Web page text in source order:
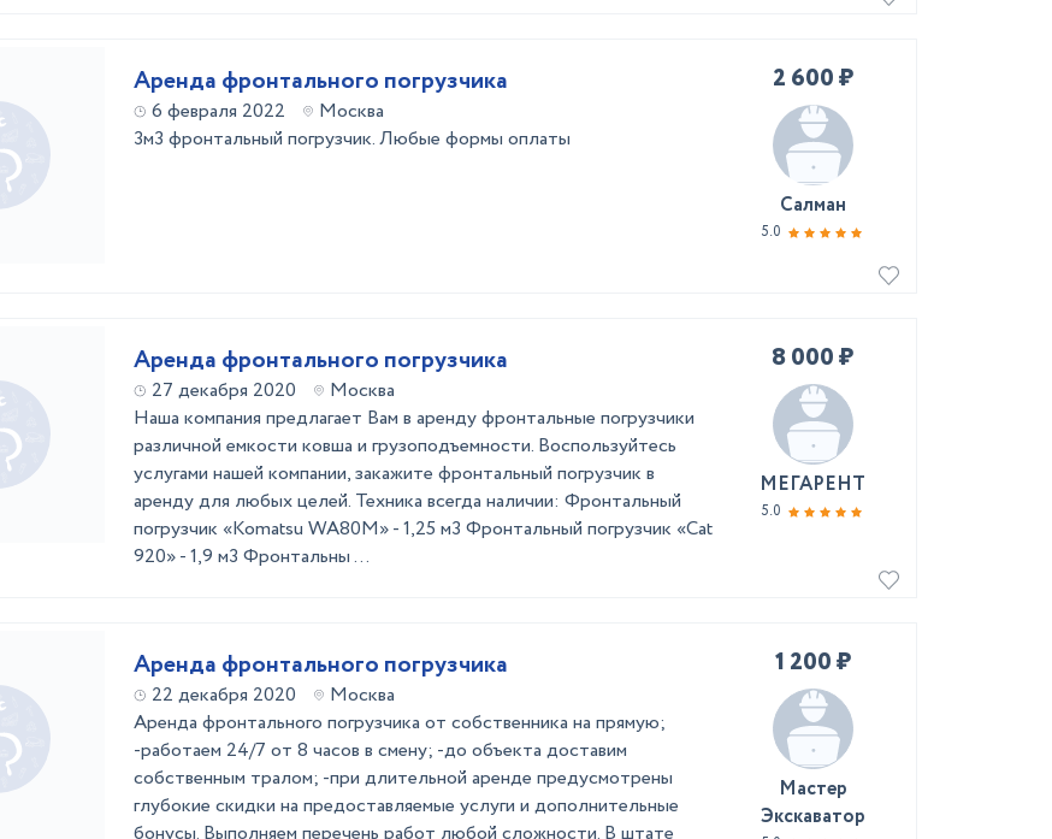
Аренда фронтального погрузчика
6 февраля 2022
Москва
3м3 фронтальный погрузчик. Любые формы оплаты
2 600 ₽
Салман
5.0
Аренда фронтального погрузчика
27 декабря 2020
Москва
Наша компания предлагает Вам в аренду фронтальные погрузчики
различной емкости ковша и грузоподъемности. Воспользуйтесь
услугами нашей компании, закажите фронтальный погрузчик в
аренду для любых целей. Техника всегда наличии: Фронтальный
погрузчик «Komatsu WA80M» - 1,25 м3 Фронтальный погрузчик «Cat
920» - 1,9 м3 Фронтальны ...
8 000 ₽
МЕГАРЕНТ
5.0
Аренда фронтального погрузчика
22 декабря 2020
Москва
Аренда фронтального погрузчика от собственника на прямую;
-работаем 24/7 от 8 часов в смену; -до объекта доставим
собственным тралом; -при длительной аренде предусмотрены
глубокие скидки на предоставляемые услуги и дополнительные
1 200 ₽
Мастер
Экскаватор